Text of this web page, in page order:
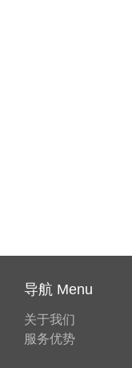
导航 Menu
关于我们
服务优势